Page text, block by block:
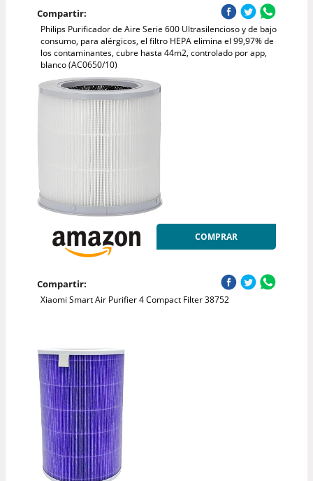
Compartir:
Philips Purificador de Aire Serie 600 Ultrasilencioso y de bajo
consumo, para alérgicos, el filtro HEPA elimina el 99,97% de
los contaminantes, cubre hasta 44m2, controlado por app,
blanco (AC0650/10)
COMPRAR
Compartir:
Xiaomi Smart Air Purifier 4 Compact Filter 38752